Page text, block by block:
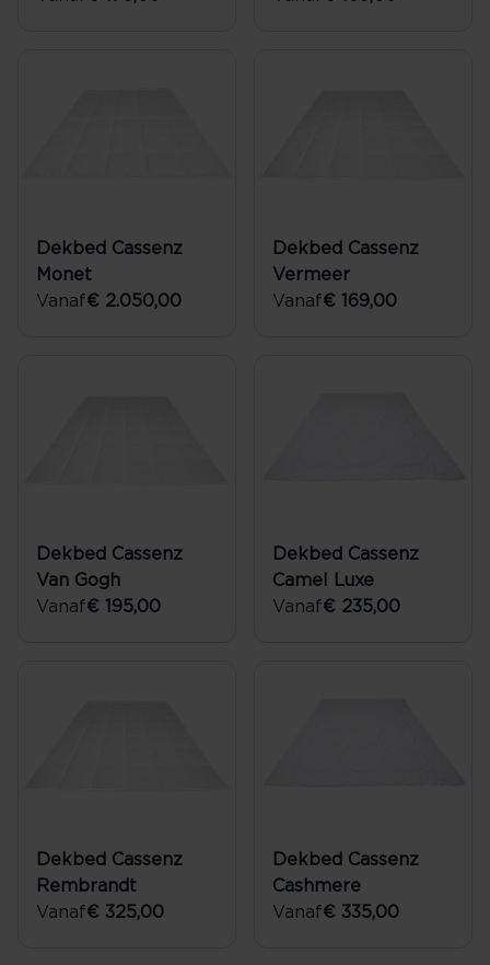
Dekbed Cassenz
Monet
Vanaf€ 2.050,00
Dekbed Cassenz
Vermeer
Vanaf€ 169,00
Dekbed Cassenz
Van Gogh
Vanaf€ 195,00
Dekbed Cassenz
Camel Luxe
Vanaf€ 235,00
Dekbed Cassenz
Rembrandt
Vanaf€ 325,00
Dekbed Cassenz
Cashmere
Vanaf€ 335,00